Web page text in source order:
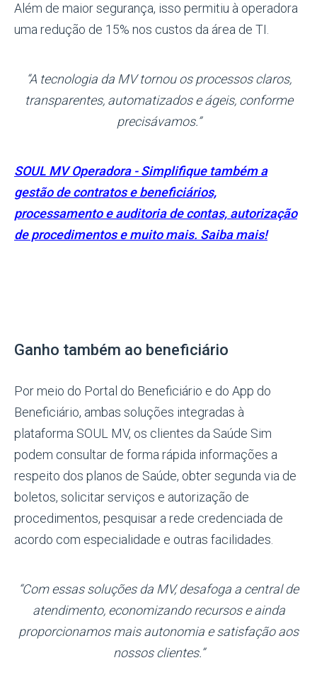
Além de maior segurança, isso permitiu à operadora
uma redução de 15% nos custos da área de TI.
“A tecnologia da MV tornou os processos claros,
transparentes, automatizados e ágeis, conforme
precisávamos.”
SOUL MV Operadora - Simplifique também a
gestão de contratos e beneficiários,
processamento e auditoria de contas, autorização
de procedimentos e muito mais. Saiba mais!
Ganho também ao beneficiário
Por meio do Portal do Beneficiário e do App do
Beneficiário, ambas soluções integradas à
plataforma SOUL MV, os clientes da Saúde Sim
podem consultar de forma rápida informações a
respeito dos planos de Saúde, obter segunda via de
boletos, solicitar serviços e autorização de
procedimentos, pesquisar a rede credenciada de
acordo com especialidade e outras facilidades.
“Com essas soluções da MV, desafoga a central de
atendimento, economizando recursos e ainda
proporcionamos mais autonomia e satisfação aos
nossos clientes.”